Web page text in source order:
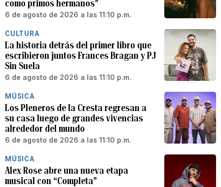
como primos hermanos”
6 de agosto de 2026 a las 11:10 p.m.
CULTURA
La historia detrás del primer libro que
escribieron juntos Frances Bragan y PJ
Sin Suela
6 de agosto de 2026 a las 11:10 p.m.
MÚSICA
Los Pleneros de la Cresta regresan a
su casa luego de grandes vivencias
alrededor del mundo
6 de agosto de 2026 a las 11:10 p.m.
MÚSICA
Alex Rose abre una nueva etapa
musical con “Completa”